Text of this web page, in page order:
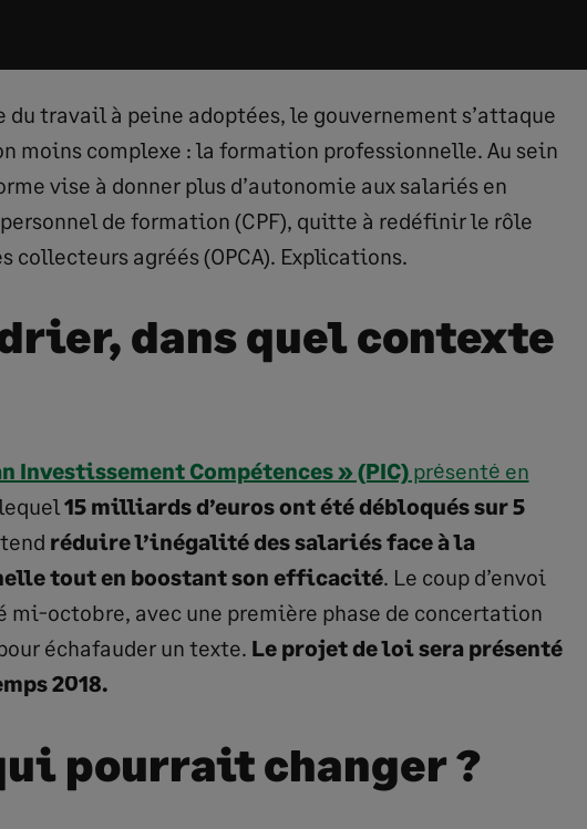
du travail à peine adoptées, le gouvernement s’attaque
moins complexe : la formation professionnelle. Au sein
vise à donner plus d’autonomie aux salariés en
de formation (CPF), quitte à redéfinir le rôle
collecteurs agréés (OPCA). Explications.
dans quel contexte
Investissement Compétences » (PIC)présenté en
15 milliards d’euros ont été débloqués sur 5
réduire l’inégalité des salariés face à la
tout en boostant son efficacité. Le coup d’envoi
mi-octobre, avec une première phase de concertation
échafauder un texte. Le projet de loi sera présenté
2018.
pourrait changer ?